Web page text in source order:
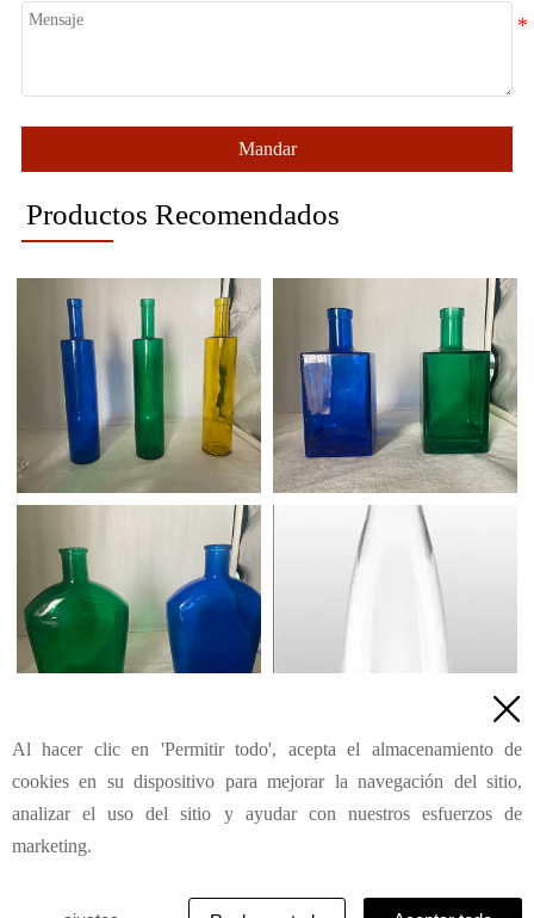
Mandar
Productos Recomendados
6 7
todos los derechos

Al hacer clic en 'Permitir todo', acepta el almacenamiento de
cookies en su dispositivo para mejorar la navegación del sitio,
analizar el uso del sitio y ayudar con nuestros esfuerzos de
marketing.